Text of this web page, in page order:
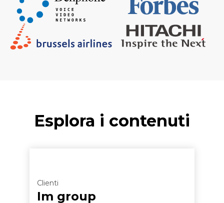
Esplora i contenuti
Clienti
Im group